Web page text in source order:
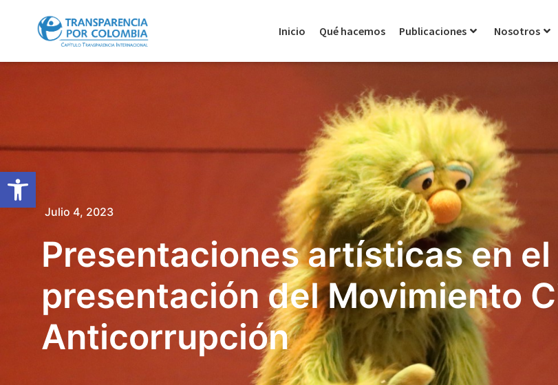
Abrir barra de herramientas
Inicio Qué hacemos Publicaciones Nosotros
Julio 4, 2023
Presentaciones artísticas en
presentación del Movimiento
Anticorrupción